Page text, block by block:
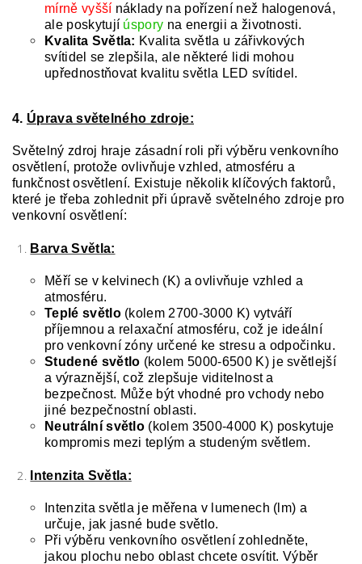
mírně vyšší náklady na pořízení než halogenová,
ale poskytují úspory na energii a životnosti.
Kvalita Světla: Kvalita světla u zářivkových
svítidel se zlepšila, ale některé lidi mohou
upřednostňovat kvalitu světla LED svítidel.
4. Úprava světelného zdroje:
Světelný zdroj hraje zásadní roli při výběru venkovního
osvětlení, protože ovlivňuje vzhled, atmosféru a
funkčnost osvětlení. Existuje několik klíčových faktorů,
které je třeba zohlednit při úpravě světelného zdroje pro
venkovní osvětlení:
Barva Světla:
Měří se v kelvinech (K) a ovlivňuje vzhled a
atmosféru.
Teplé světlo(kolem 2700-3000 K) vytváří
příjemnou a relaxační atmosféru, což je ideální
pro venkovní zóny určené ke stresu a odpočinku.
Studené světlo (kolem 5000-6500 K) je světlejší
a výraznější, což zlepšuje viditelnost a
bezpečnost. Může být vhodné pro vchody nebo
jiné bezpečnostní oblasti.
Neutrální světlo (kolem 3500-4000 K) poskytuje
kompromis mezi teplým a studeným světlem.
Intenzita Světla:
Intenzita světla je měřena v lumenech (lm) a
určuje, jak jasné bude světlo.
Při výběru venkovního osvětlení zohledněte,
jakou plochu nebo oblast chcete osvítit. Výběr